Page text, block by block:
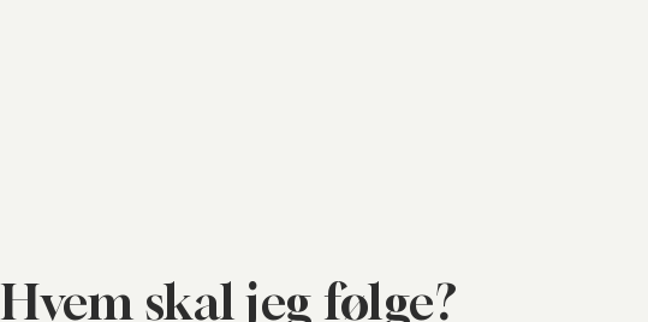
Hvem skal jeg følge?